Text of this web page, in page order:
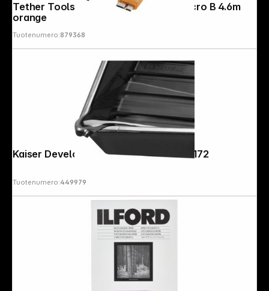
Tether Tools TetherPro USB 3.0 A/Micro B 4.6m
orange
Tuotenumero:879368
Kaiser Developing Tray black 30x40 4172
Tuotenumero:449979